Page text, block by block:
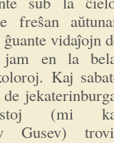
freŝan
vidaĵojn
en la
Kaj
(mi
Gusev)